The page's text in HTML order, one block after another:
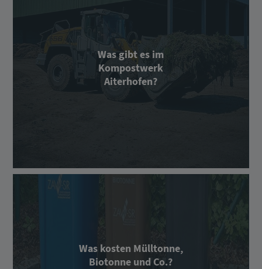
Was gibt es im
Kompostwerk
Aiterhofen?
Was kosten Mülltonne,
Biotonne und Co.?